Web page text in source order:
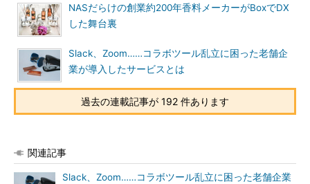
NASだらけの創業約200年香料メーカーがBoxでDX
した舞台裏
Slack、Zoom……コラボツール乱立に困った老舗企
業が導入したサービスとは
過去の連載記事が 192 件あります
関連記事
Slack、Zoom……コラボツール乱立に困った老舗企業